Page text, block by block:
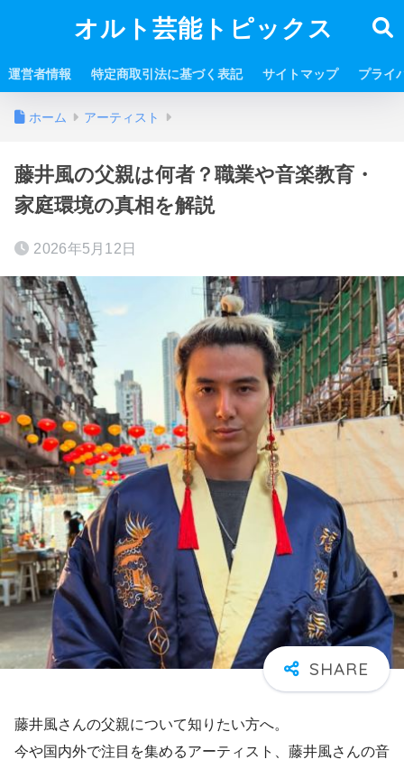
オルト芸能トピックス
運営者情報 特定商取引法に基づく表記 サイトマップ プライ
ホーム アーティスト
藤井風の父親は何者？職業や音楽教育・
家庭環境の真相を解説
2026年5月12日
藤井風さんの父親について知りたい方へ。
今や国内外で注目を集めるアーティスト、藤井風さんの音